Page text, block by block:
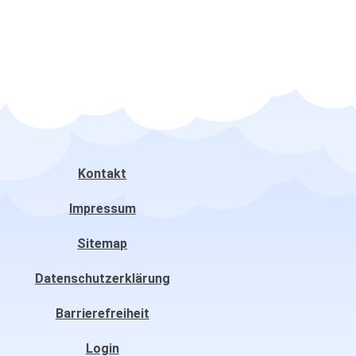
Kontakt
Impressum
Sitemap
Datenschutzerklärung
Barrierefreiheit
Login